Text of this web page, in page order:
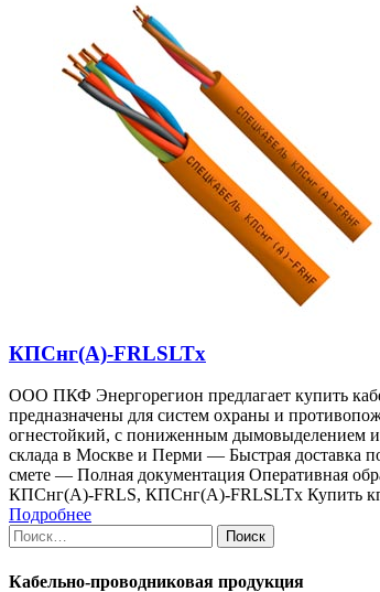
КПСнг(А)-FRLSLTx
ООО ПКФ Энергорегион предлагает купить
предназначены для систем охраны и
огнестойкий, с пониженным дымовыделением
склада в Москве и Перми — Быстрая доставка
смете — Полная документация Оперативная
КПСнг(А)-FRLS, КПСнг(А)-FRLSLTx Купить
Подробнее
Найти:
Кабельно-проводниковая продукция